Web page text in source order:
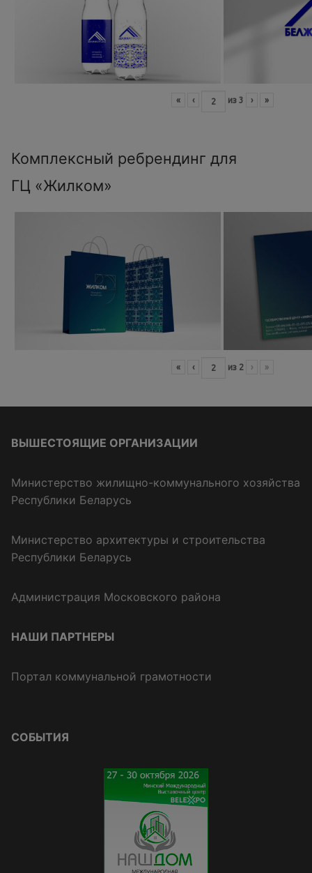
« ‹ из 3 › »
Комплексный ребрендинг для
ГЦ «Жилком»
« ‹ из 2 › »
ВЫШЕСТОЯЩИЕ ОРГАНИЗАЦИИ
Министерство жилищно-коммунального хозяйства
Республики Беларусь
Министерство архитектуры и строительства
Республики Беларусь
Администрация Московского района
НАШИ ПАРТНЕРЫ
Портал коммунальной грамотности
СОБЫТИЯ